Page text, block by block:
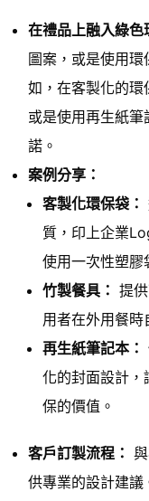
在禮品上融入綠色
圖案，或是使用
如，在客製化的環
或是使用再生紙
諾。
案例分享：
客製化環保袋：
質，印上企業
使用一次性塑膠
竹製餐具： 提
用者在外用餐時
再生紙筆記本：
化的封面設計，
保的價值。
客戶訂製流程：
供專業的設計建議